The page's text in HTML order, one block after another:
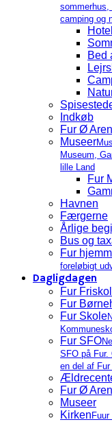
camping og
Hotel
Bed
Indkøb
Fur Ø
Museer
Museum,
lille Land
Fur
Havnen
Færgerne
Årlige
Bus og
Fur
foreløbigt
Dagligdagen
Fur
Fur
Fur Skole
Fur SFO
SFO på
en del af
Fur Ø
Museer
Kirken